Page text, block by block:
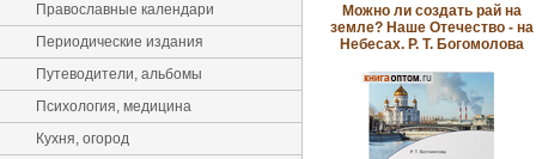
Православные календари
Периодические издания
Путеводители, альбомы
Психология, медицина
Кухня, огород
Можно ли создать рай на
земле? Наше Отечество - на
Небесах. Р. Т. Богомолова